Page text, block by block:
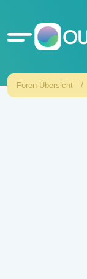
Foren-Übersicht